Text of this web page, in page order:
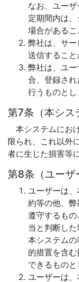
なお、ユー
定期間内は
場合があるこ
弊社は、サ
送信すること
弊社は、ユ
合、登録さ
行うものとし
第7条（本シス
本システムにお
限られ、これ以外
者に生じた損害等
第8条（ユーザ
ユーザーは
約等の他、
遵守するも
当と判断した
本システム
的措置を含
できるものと
ユーザーは